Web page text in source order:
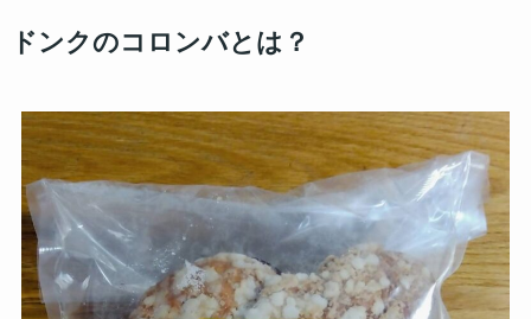
ドンクのコロンバとは？